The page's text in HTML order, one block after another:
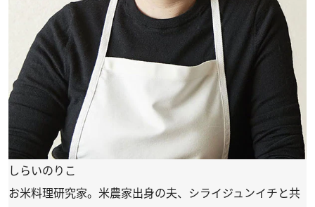
しらいのりこ
お米料理研究家。米農家出身の夫、シライジュンイチと共